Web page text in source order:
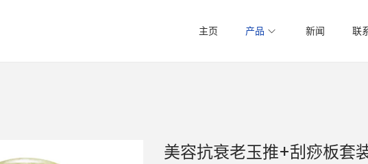
主页 产品 新闻 联
美容抗衰老玉推+刮痧板套